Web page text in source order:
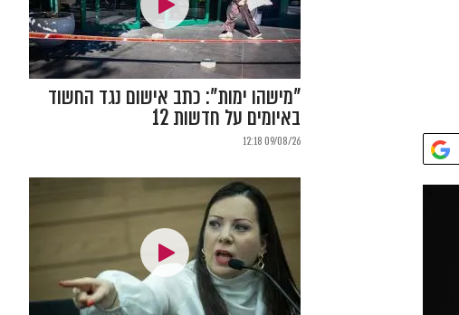
"מישהו ימות": כתב אישום נגד החשוד
באיומים על חדשות 12
09/08/26 12:18